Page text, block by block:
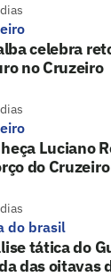
celebra
no Cruzeiro
Luciano
do Cruzeiro
do brasil
tática do
das oitavas